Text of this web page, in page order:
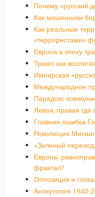
Почему «русский
Как мошенники
Как реальные
«террористами»
Европа в эпоху
Трамп как
Имперская
Международное
Парадокс
Левая, правая где
Главная ошибка
Революция
«Зеленый
Европа:
фрактал?
Оппозиция и
Антиутопия 1940-